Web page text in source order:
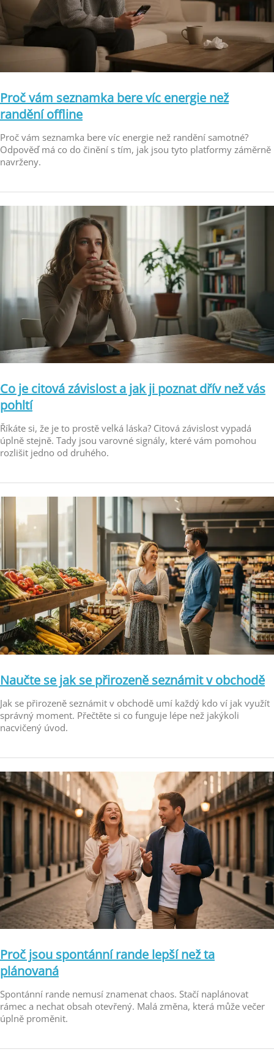
Proč vám seznamka bere víc energie než
randění offline
Proč vám seznamka bere víc energie než randění samotné?
Odpověď má co do činění s tím, jak jsou tyto platformy záměrně
navrženy.
Co je citová závislost a jak ji poznat dřív než vás
pohltí
Říkáte si, že je to prostě velká láska? Citová závislost vypadá
úplně stejně. Tady jsou varovné signály, které vám pomohou
rozlišit jedno od druhého.
Naučte se jak se přirozeně seznámit v obchodě
Jak se přirozeně seznámit v obchodě umí každý kdo ví jak využít
správný moment. Přečtěte si co funguje lépe než jakýkoli
nacvičený úvod.
Proč jsou spontánní rande lepší než ta
plánovaná
Spontánní rande nemusí znamenat chaos. Stačí naplánovat
rámec a nechat obsah otevřený. Malá změna, která může večer
úplně proměnit.